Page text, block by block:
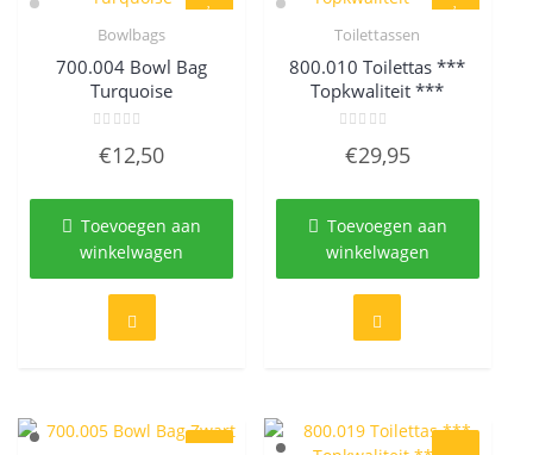
Bowlbags
700.004 Bowl Bag
Turquoise
0
uit
€12,50
Toevoegen aan
winkelwagen
Toilettassen
800.010 Toilettas ***
Topkwaliteit ***
0
uit
€29,95
Toevoegen aan
winkelwagen